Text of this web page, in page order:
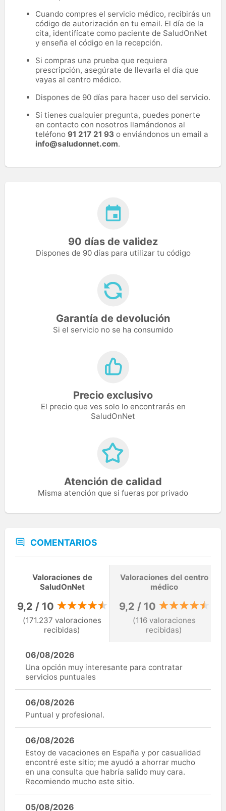
Cuando compres el servicio médico, recibirás un
código de autorización en tu email. El día de la
cita, identifícate como paciente de SaludOnNet
y enseña el código en la recepción.
Si compras una prueba que requiera
prescripción, asegúrate de llevarla el día que
vayas al centro médico.
Dispones de 90 días para hacer uso del servicio.
Si tienes cualquier pregunta, puedes ponerte
en contacto con nosotros llamándonos al
teléfono 91 217 21 93 o enviándonos un email a
info@saludonnet.com.
90 días de validez
Dispones de 90 días para utilizar tu código
Garantía de devolución
Si el servicio no se ha consumido
Precio exclusivo
El precio que ves solo lo encontrarás en
SaludOnNet
Atención de calidad
Misma atención que si fueras por privado
COMENTARIOS
Valoraciones de
SaludOnNet
9,2 / 10
(171.237 valoraciones
recibidas)
Valoraciones del centro
médico
9,2 / 10
(116 valoraciones
recibidas)
06/08/2026
Una opción muy interesante para contratar
servicios puntuales
06/08/2026
Puntual y profesional.
06/08/2026
Estoy de vacaciones en España y por casualidad
encontré este sitio; me ayudó a ahorrar mucho
en una consulta que habría salido muy cara.
Recomiendo mucho este sitio.
05/08/2026